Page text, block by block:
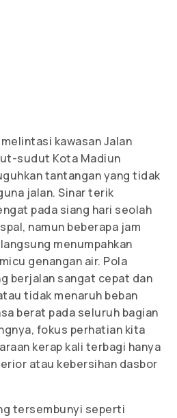
kawasan Jalan
sudut Kota Madiun
tantangan yang tidak
jalan. Sinar terik
pada siang hari seolah
namun beberapa jam
menumpahkan
genangan air. Pola
berjalan sangat cepat dan
tidak menaruh beban
berat pada seluruh bagian
fokus perhatian kita
kerap kali terbagi hanya
atau kebersihan dasbor
tersembunyi seperti